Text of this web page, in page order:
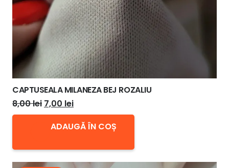
CAPTUSEALA MILANEZA BEJ ROZALIU
8,00lei Prețul
inițial
8,00 lei.
7,00 leiPrețul
curent
este:
ADAUGĂ ÎN COȘ